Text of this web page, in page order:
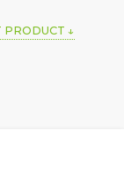
PRODUCT